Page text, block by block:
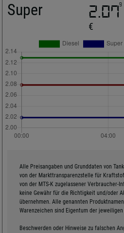
Super 2.079
€
Alle Preisangaben und Grunddaten von
von der Markttransparenzstelle für
von der MTS-K zugelassener Verbraucher-
keine Gewähr für die Richtigkeit und/oder
übernehmen. Alle genannten
Warenzeichen sind Eigentum der jeweiligen
Beschwerden oder Hinweise zu falschen